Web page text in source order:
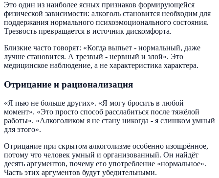
Это один из наиболее ясных признаков формирующейся
физической зависимости: алкоголь становится необходим для
поддержания нормального психоэмоционального состояния.
Трезвость превращается в источник дискомфорта.
Близкие часто говорят: «Когда выпьет - нормальный, даже
лучше становится. А трезвый - нервный и злой». Это
медицинское наблюдение, а не характеристика характера.
Отрицание и рационализация
«Я пью не больше других». «Я могу бросить в любой
момент». «Это просто способ расслабиться после тяжёлой
работы». «Алкоголиком я не стану никогда - я слишком умный
для этого».
Отрицание при скрытом алкоголизме особенно изощрённое,
потому что человек умный и организованный. Он найдёт
десять аргументов, почему его употребление «нормальное».
Часть этих аргументов будут убедительными.